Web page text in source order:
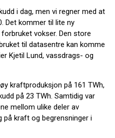
i dag, men vi regner med at
Det kommer til lite ny
vokser. Den store
til datasentre kan komme
Kjetil Lund, vassdrags- og
kraftproduksjon på 161 TWh,
på 23 TWh. Samtidig var
mellom ulike deler av
på kraft og begrensninger i